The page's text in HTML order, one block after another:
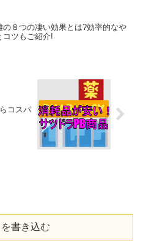
の８つの凄い効果とは?効率的なや
コツもご紹介!
コスパ
書き込む